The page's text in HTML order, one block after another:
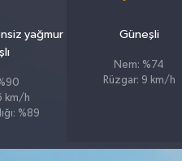
yağmur
km/h
%89
Güneşli
Nem: %74
Rüzgar: 9 km/h